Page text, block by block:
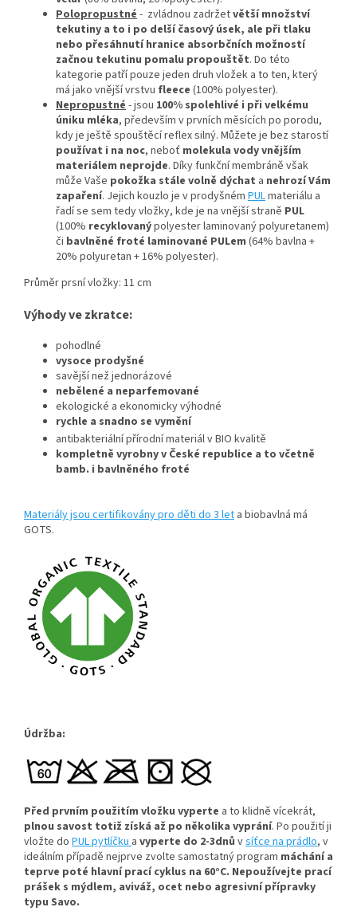
Polopropustné - zvládnou zadržetvětší množství
tekutiny a to i po delší časový úsek, ale při tlaku
nebo přesáhnutí hranice absorbčních možností
začnou tekutinu pomalu propouštět. Do této
kategorie patří pouze jeden druh vložek a to ten, který
má jako vnější vrstvu fleece (100% polyester).
Nepropustné - jsou 100% spolehlivé i při velkému
úniku mléka, především v prvních měsících po porodu,
kdy je ještě spouštěcí reflex silný. Můžete je bez starostí
používat i na noc, neboť molekula vody vnějším
materiálem neprojde. Díky funkční membráně však
může Vaše pokožka stále volně dýchat a nehrozí Vám
zapaření. Jejich kouzlo je v prodyšném PULmateriálu a
řadí se sem tedy vložky, kde je na vnější straně PUL
(100% recyklovanýpolyester laminovaný polyuretanem)
či bavlněné froté laminované PULem (64% bavlna +
20% polyuretan + 16% polyester).
Průměr prsní vložky: 11 cm
Výhody ve zkratce:
pohodlné
vysoce prodyšné
savější než jednorázové
nebělené a neparfemované
ekologické a ekonomicky výhodné
rychle a snadno se vymění
antibakteriální přírodní materiál v BIO kvalitě
kompletně vyrobny v České republice a to včetně
bamb. i bavlněného froté
Materiály jsou certifikovány pro děti do 3 let a biobavlná má
GOTS.
Údržba:
Před prvním použitím vložku vyperte a to klidně vícekrát,
plnou savost totiž získá až po několika vyprání. Po použití ji
vložte do PUL pytlíčku a vyperte do 2-3dnů vsíťce na prádlo, v
ideálním případě nejprve zvolte samostatný program máchání a
teprve poté hlavní prací cyklus na 60°C. Nepoužívejte prací
prášek s mýdlem, aviváž, ocet nebo agresivní přípravky
typu Savo.